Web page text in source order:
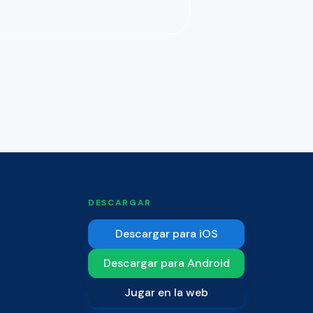
DESCARGAR
Descargar para iOS
Descargar para Android
Jugar en la web